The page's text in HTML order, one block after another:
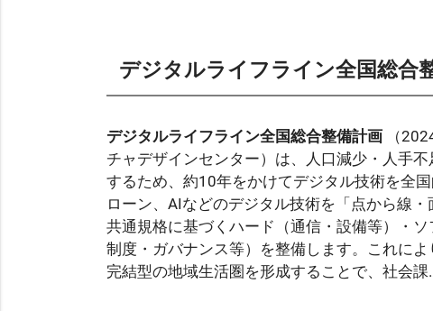
デジタルライフライン全国総合
デジタルライフライン全国総合整備計画（2024年6月策定、経済産業省・デジタルアーキテク
チャデザインセンター）は、人口減少・人手
するため、約10年をかけてデジタル技術を全
ローン、AIなどのデジタル技術を「点から線
共通規格に基づくハード（通信・設備等）・
制度・ガバナンス等）を整備します。これに
完結型の地域生活圏を形成することで、社会課